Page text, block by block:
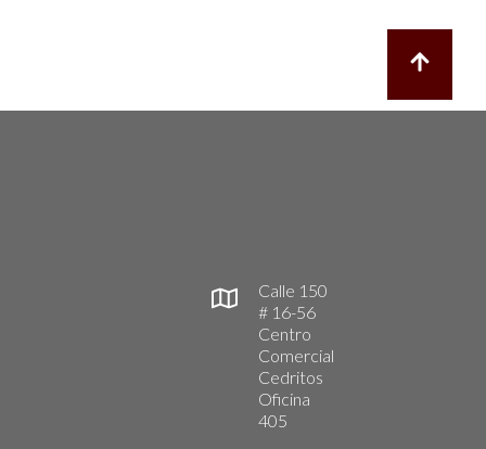
Calle 150
# 16-56
Centro
Comercial
Cedritos
Oficina
405